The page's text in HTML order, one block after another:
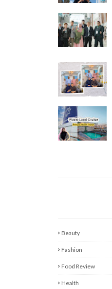
Beauty
Fashion
Food Review
Health